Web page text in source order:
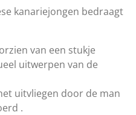
kanariejongen bedraagt
van een stukje
uitwerpen van de
uitvliegen door de man
.